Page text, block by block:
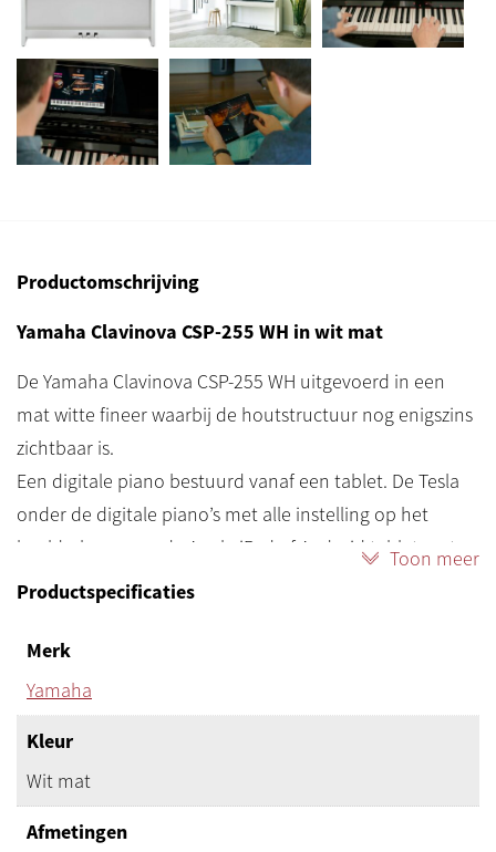
Productomschrijving
Yamaha Clavinova CSP-255 WH in wit mat
De Yamaha Clavinova CSP-255 WH uitgevoerd in een
mat witte fineer waarbij de houtstructuur nog enigszins
zichtbaar is.
Een digitale piano bestuurd vanaf een tablet. De Tesla
onder de digitale piano’s met alle instelling op het
beeldscherm van de Apple iPad of Android tablet met
de Yamaha app SmartPianist: intuïtief en interactie!
technologie.
Stream Lights, bewegende led-lichtjes, wijzen u welke
toetsen u moet indrukken bij het muziekstuk dat u wilt
spelen of aanleren. Begin thuis met pianospelen met
deze nieuwe lesmethode.
Maar voor alles is de CSP een heel mooie, strakke
digitale piano: intuïtieve eenvoud met de prachtige
Toon meer
Productspecificaties
Merk
Yamaha
Kleur
Wit mat
Afmetingen